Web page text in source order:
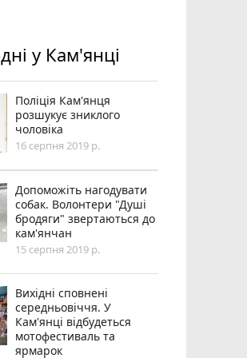
у Кам'янці
Поліція Кам'янця
розшукує зниклого
чоловіка
16 серпня 2019 р.
Допоможіть нагодувати
собак. Волонтери "Душі
бродяги" звертаються до
кам'янчан
15 серпня 2019 р.
Вихідні сповнені
середньовіччя. У
Кам'янці відбудеться
мотофестиваль та
ярмарок